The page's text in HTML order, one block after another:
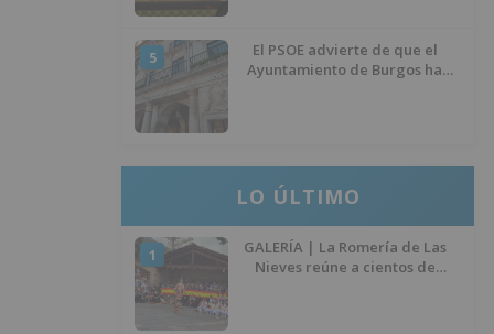
5
El PSOE advierte de que el
Ayuntamiento de Burgos ha
LO ÚLTIMO
1
GALERÍA | La Romería de Las
Nieves reúne a cientos de